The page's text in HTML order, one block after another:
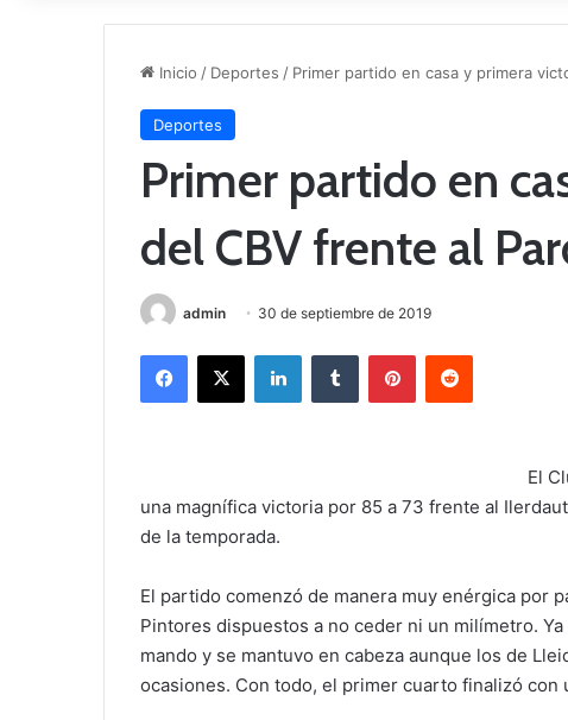
Inicio / Deportes / Primer partido en casa y primera
Deportes
Primer partido en
del CBV frente al
admin 30 de septiembre de 2019
El
una magnífica victoria por 85 a 73 frente al
de la temporada.
El partido comenzó de manera muy enérgica por
Pintores dispuestos a no ceder ni un milímetro.
mando y se mantuvo en cabeza aunque los de
ocasiones. Con todo, el primer cuarto finalizó con